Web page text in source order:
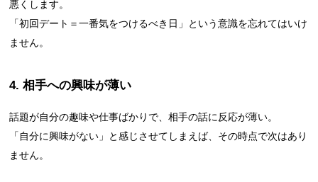
悪くします。
「初回デート＝一番気をつけるべき日」という意識を忘れてはいけ
ません。
4. 相手への興味が薄い
話題が自分の趣味や仕事ばかりで、相手の話に反応が薄い。
「自分に興味がない」と感じさせてしまえば、その時点で次はあり
ません。